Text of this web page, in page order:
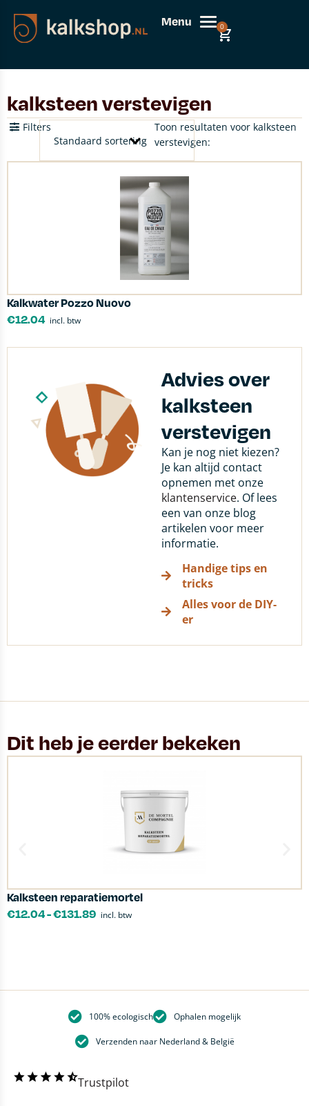
Menu 0
kalksteen verstevigen
Toon resultaten voor kalksteen
verstevigen:
Filters
Kalkwater Pozzo Nuovo
€12.04 incl. btw
Advies over
kalksteen
verstevigen
Kan je nog niet kiezen?
Je kan altijd contact
opnemen met onze
klantenservice. Of lees
een van onze blog
artikelen voor meer
informatie.
Handige tips en
tricks
Alles voor de DIY-
er
Dit heb je eerder bekeken
Kalksteen reparatiemortel
€12.04-€131.89 incl. btw
100% ecologisch Ophalen mogelijk
Verzenden naar Nederland & België
Trustpilot